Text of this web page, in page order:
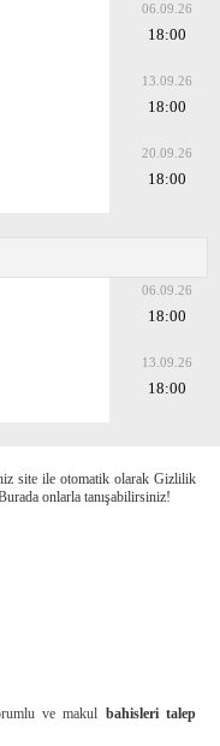
06.09.26
18:00
13.09.26
18:00
20.09.26
18:00
06.09.26
18:00
13.09.26
18:00
site ile otomatik olarak Gizlilik
onlarla tanışabilirsiniz!
ve makul bahisleri talep